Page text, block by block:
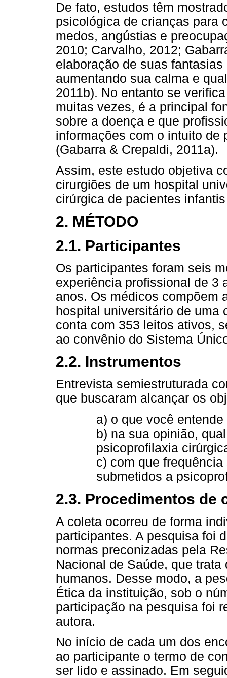
De fato, estudos têm
psicológica de crianças para
medos, angústias e
2010; Carvalho, 2012;
elaboração de suas
aumentando sua calma e
2011b). No entanto se
muitas vezes, é a principal
sobre a doença e que
informações com o intuito de
(Gabarra & Crepaldi, 2011a).
Assim, este estudo objetiva
cirurgiões de um hospital
cirúrgica de pacientes
2. MÉTODO
2.1. Participantes
Os participantes foram seis
experiência profissional de 3
anos. Os médicos compõem
hospital universitário de uma
conta com 353 leitos ativos,
ao convênio do Sistema
2.2. Instrumentos
Entrevista semiestruturada
que buscaram alcançar os
a) o que você
b) na sua opinião,
psicoprofilaxia
c) com que
submetidos a
2.3. Procedimentos de
A coleta ocorreu de forma
participantes. A pesquisa foi
normas preconizadas pela
Nacional de Saúde, que
humanos. Desse modo, a
Ética da instituição, sob o
participação na pesquisa foi
autora.
No início de cada um dos
ao participante o termo de
ser lido e assinado. Em